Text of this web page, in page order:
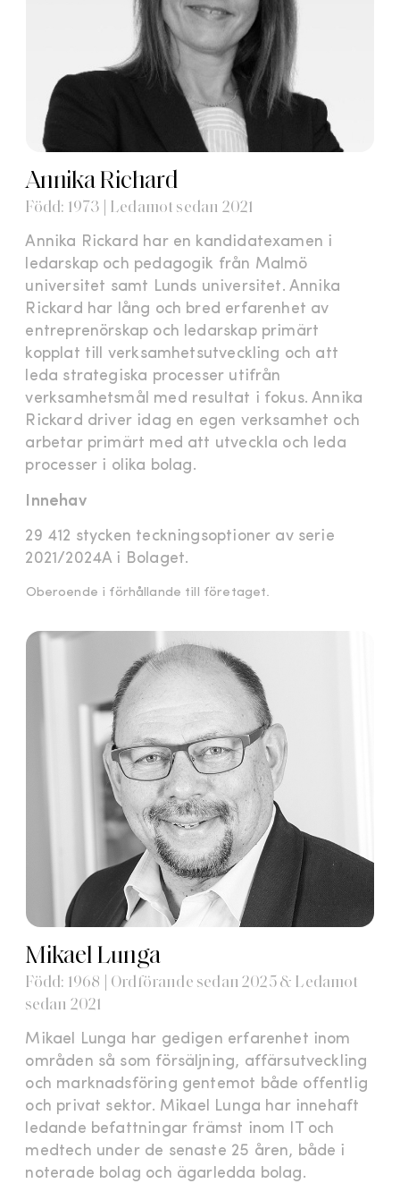
Annika Richard
Född: 1973 | Ledamot sedan 2021
Annika Rickard har en kandidatexamen i
ledarskap och pedagogik från Malmö
universitet samt Lunds universitet. Annika
Rickard har lång och bred erfarenhet av
entreprenörskap och ledarskap primärt
kopplat till verksamhetsutveckling och att
leda strategiska processer utifrån
verksamhetsmål med resultat i fokus. Annika
Rickard driver idag en egen verksamhet och
arbetar primärt med att utveckla och leda
processer i olika bolag.
Innehav
29 412 stycken teckningsoptioner av serie
2021/2024A i Bolaget.
Oberoende i förhållande till företaget.
Mikael Lunga
Född: 1968 | Ordförande sedan 2025 & Ledamot
sedan 2021
Mikael Lunga har gedigen erfarenhet inom
områden så som försäljning, affärsutveckling
och marknadsföring gentemot både offentlig
och privat sektor. Mikael Lunga har innehaft
ledande befattningar främst inom IT och
medtech under de senaste 25 åren, både i
noterade bolag och ägarledda bolag.